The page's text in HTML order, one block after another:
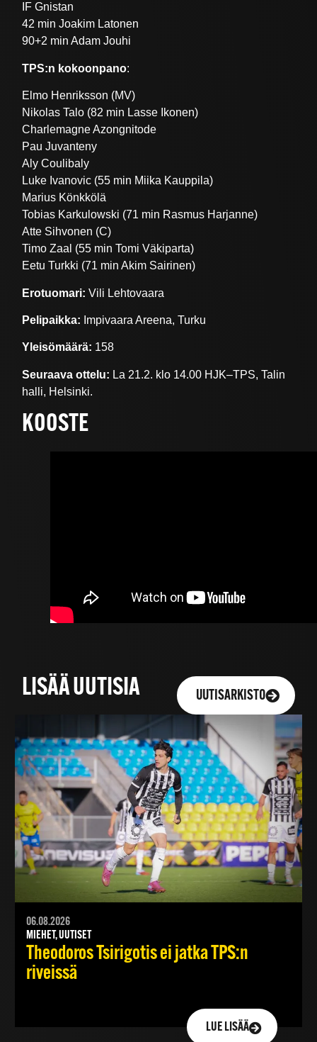
IF Gnistan
42 min Joakim Latonen
90+2 min Adam Jouhi
TPS:n kokoonpano:
Elmo Henriksson (MV)
Nikolas Talo (82 min Lasse Ikonen)
Charlemagne Azongnitode
Pau Juvanteny
Aly Coulibaly
Luke Ivanovic (55 min Miika Kauppila)
Marius Könkkölä
Tobias Karkulowski (71 min Rasmus Harjanne)
Atte Sihvonen (C)
Timo Zaal (55 min Tomi Väkiparta)
Eetu Turkki (71 min Akim Sairinen)
Erotuomari:Vili Lehtovaara
Pelipaikka: Impivaara Areena, Turku
Yleisömäärä: 158
Seuraava ottelu: La 21.2. klo 14.00 HJK–TPS, Talin
halli, Helsinki.
KOOSTE
LISÄÄ UUTISIA UUTISARKISTO
06.08.2026
MIEHET, UUTISET
Theodoros Tsirigotis ei jatka TPS:n
riveissä
LUE LISÄÄ